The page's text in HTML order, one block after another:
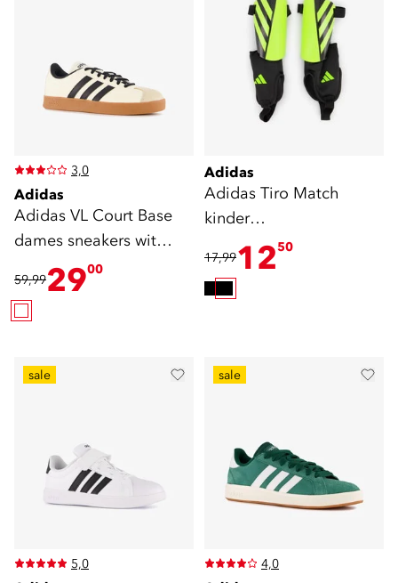
3,0
Adidas
Adidas VL Court Base
dames sneakers wit
zwart
59,992900
Adidas
Adidas Tiro Match
kinder
scheenbeschermers
zwart goud
17,991250
sale
5,0
sale
4,0